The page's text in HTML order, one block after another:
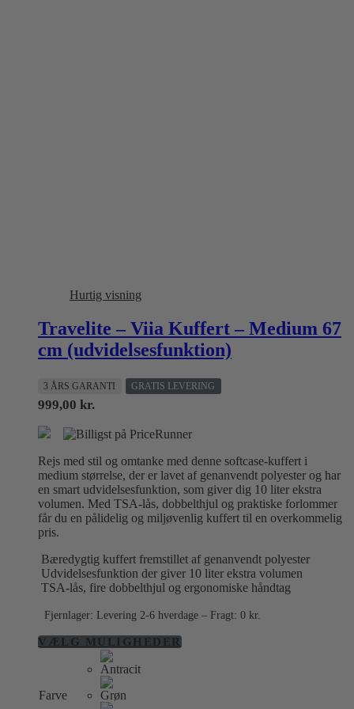
Hurtig visning
Travelite – Viia Kuffert – Medium 67
cm (udvidelsesfunktion)
3 ÅRS GARANTI GRATIS LEVERING
999,00 kr.
Rejs med stil og omtanke med denne softcase-kuffert i
medium størrelse, der er lavet af genanvendt polyester og har
en smart udvidelsesfunktion, som giver dig 10 liter ekstra
volumen. Med TSA-lås, dobbelthjul og praktiske forlommer
får du en pålidelig og miljøvenlig kuffert til en overkommelig
pris.
Bæredygtig kuffert fremstillet af genanvendt polyester
Udvidelsesfunktion der giver 10 liter ekstra volumen
TSA-lås, fire dobbelthjul og ergonomiske håndtag
Fjernlager: Levering 2-6 hverdage – Fragt: 0 kr.
VÆLG MULIGHEDERDette
Farve